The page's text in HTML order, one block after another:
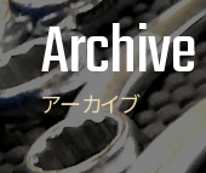
Archive
アーカイブ